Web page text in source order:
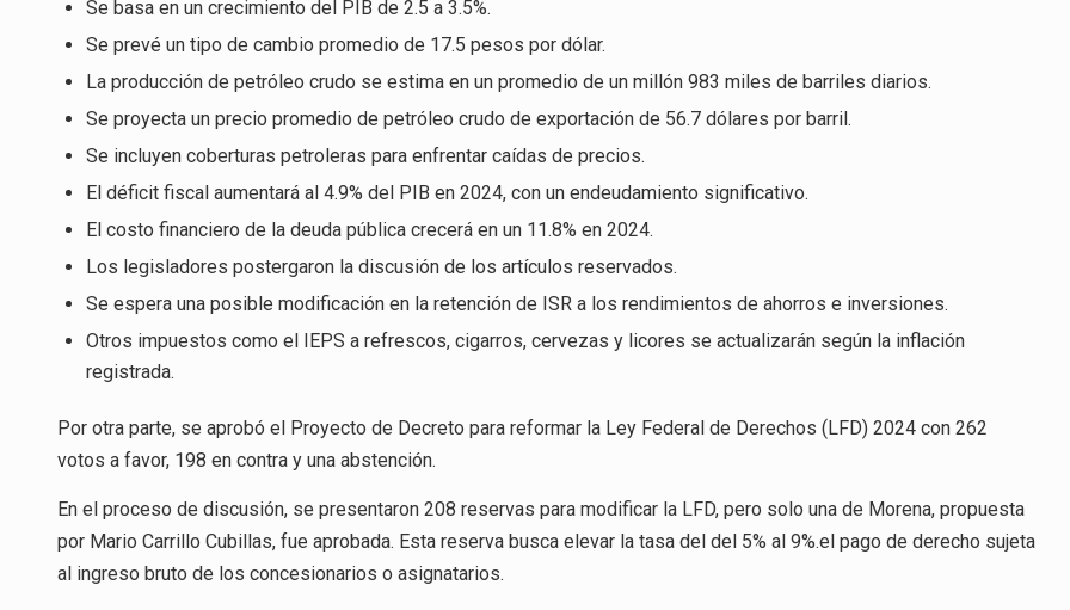
Se basa en un crecimiento del PIB de 2.5 a 3.5%.
Se prevé un tipo de cambio promedio de 17.5 pesos por dólar.
La producción de petróleo crudo se estima en un promedio de un millón 983 miles de barriles diarios.
Se proyecta un precio promedio de petróleo crudo de exportación de 56.7 dólares por barril.
Se incluyen coberturas petroleras para enfrentar caídas de precios.
El déficit fiscal aumentará al 4.9% del PIB en 2024, con un endeudamiento significativo.
El costo financiero de la deuda pública crecerá en un 11.8% en 2024.
Los legisladores postergaron la discusión de los artículos reservados.
Se espera una posible modificación en la retención de ISR a los rendimientos de ahorros e inversiones.
Otros impuestos como el IEPS a refrescos, cigarros, cervezas y licores se actualizarán según la inflación
registrada.
Por otra parte, se aprobó el Proyecto de Decreto para reformar la Ley Federal de Derechos (LFD) 2024 con 262
votos a favor, 198 en contra y una abstención.
En el proceso de discusión, se presentaron 208 reservas para modificar la LFD, pero solo una de Morena, propuesta
por Mario Carrillo Cubillas, fue aprobada. Esta reserva busca elevar la tasa del del 5% al 9%.el pago de derecho sujeta
al ingreso bruto de los concesionarios o asignatarios.